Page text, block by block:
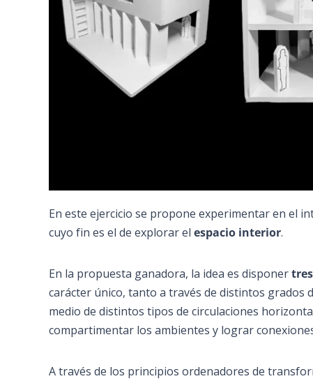
En este ejercicio se propone experimentar en el
cuyo fin es el de explorar el espacio interior.
En la propuesta ganadora, la idea es disponer
carácter único, tanto a través de distintos grados
medio de distintos tipos de circulaciones
compartimentar los ambientes y lograr
A través de los principios ordenadores de